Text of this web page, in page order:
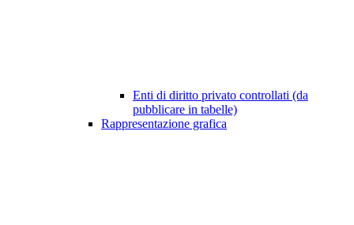
Enti di diritto privato controllati (da
pubblicare in tabelle)
Rappresentazione grafica